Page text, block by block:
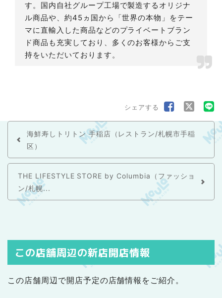
す。国内自社グループ工場で製造するオリジナ
ル商品や、約45ヵ国から「世界の本物」をテー
マに直輸入した商品などのプライベートブラン
ド商品も充実しており、多くのお客様からご支
持をいただいております。
シェアする
海鮮寿しトリトン 手稲店（レストラン/札幌市手稲
区）
THE LIFESTYLE STORE by Columbia（ファッショ
ン/札幌...
この店舗周辺の新店開店情報
この店舗周辺で開店予定の店舗情報をご紹介。